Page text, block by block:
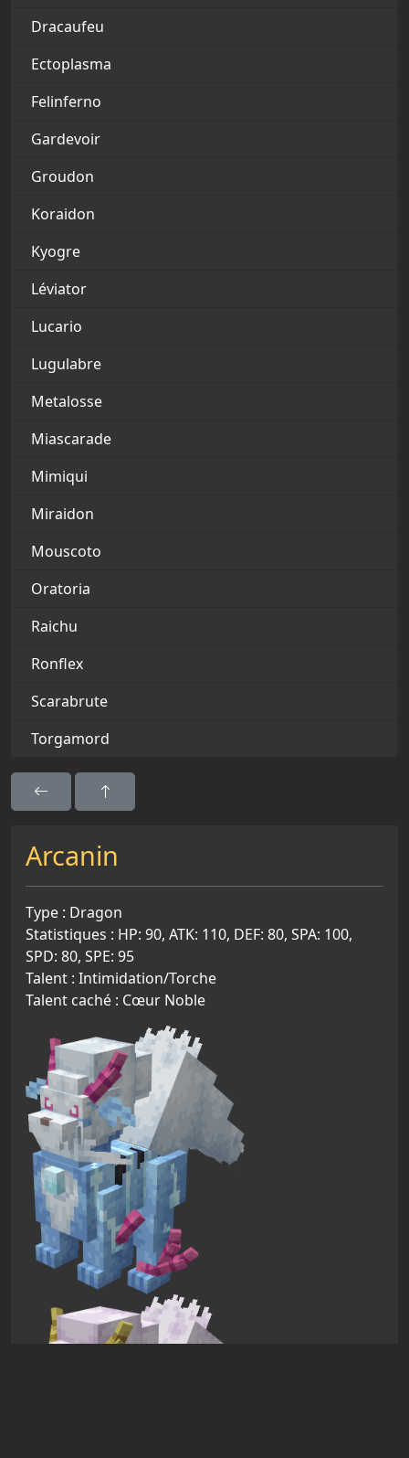
Dracaufeu
Ectoplasma
Felinferno
Gardevoir
Groudon
Koraidon
Kyogre
Léviator
Lucario
Lugulabre
Metalosse
Miascarade
Mimiqui
Miraidon
Mouscoto
Oratoria
Raichu
Ronflex
Scarabrute
Torgamord
Arcanin
Type : Dragon
Statistiques : HP: 90, ATK: 110, DEF: 80, SPA: 100,
SPD: 80, SPE: 95
Talent : Intimidation/Torche
Talent caché : Cœur Noble